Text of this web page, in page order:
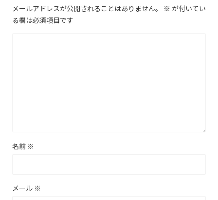
メールアドレスが公開されることはありません。 ※ が付いてい
る欄は必須項目です
名前 ※
メール ※